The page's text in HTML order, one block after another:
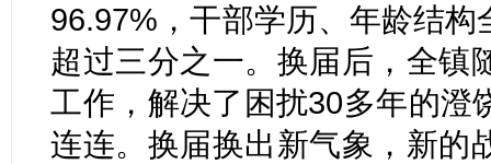
96.97%，干部学历、年龄结
超过三分之一。换届后，全镇
工作，解决了困扰30多年的澄
连连。换届换出新气象，新的